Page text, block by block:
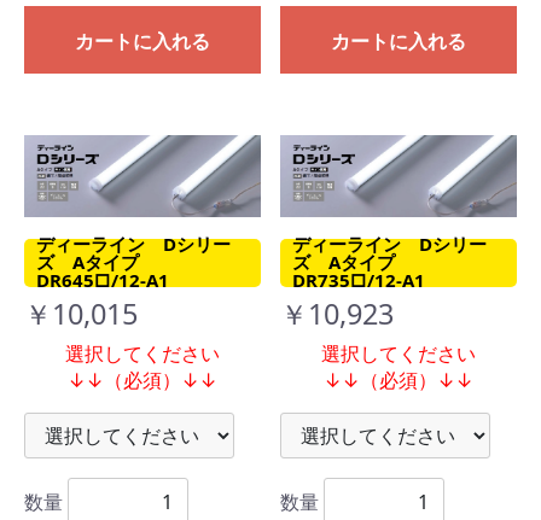
カートに入れる カートに入れる
ディーライン Dシリー
ズ Aタイプ
DR645□/12-A1
￥10,015
選択してください
↓↓（必須）↓↓
数量
ディーライン Dシリー
ズ Aタイプ
DR735□/12-A1
￥10,923
選択してください
↓↓（必須）↓↓
数量